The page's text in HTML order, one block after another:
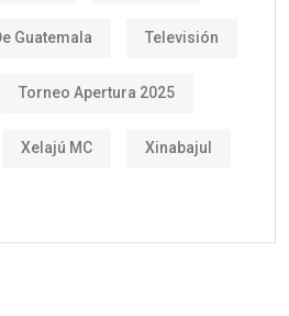
Guatemala Televisión
Torneo Apertura 2025
Xelajú MC Xinabajul